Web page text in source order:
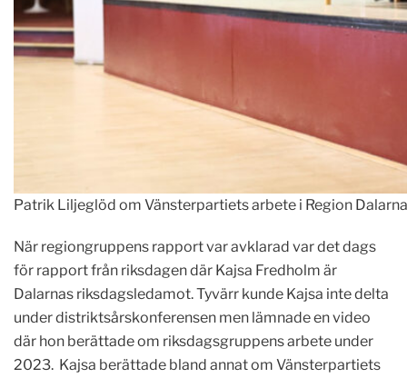
Patrik Liljeglöd om Vänsterpartiets arbete i Region
När regiongruppens rapport var avklarad var det dags
för rapport från riksdagen där Kajsa Fredholm är
Dalarnas riksdagsledamot. Tyvärr kunde Kajsa inte delta
under distriktsårskonferensen men lämnade en video
där hon berättade om riksdagsgruppens arbete under
2023. Kajsa berättade bland annat om Vänsterpartiets